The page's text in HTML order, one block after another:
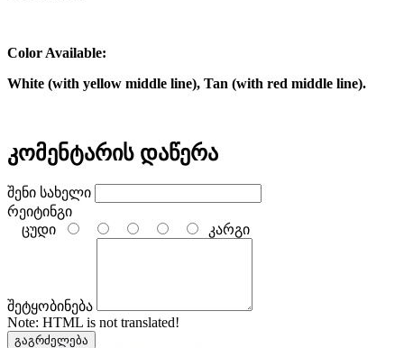
Color Available:
White (with yellow middle line), Tan (with red middle line).
კომენტარის დაწერა
შენი სახელი
რეიტინგი
ცუდი
კარგი
შეტყობინება
Note: HTML is not translated!
გაგრძელება